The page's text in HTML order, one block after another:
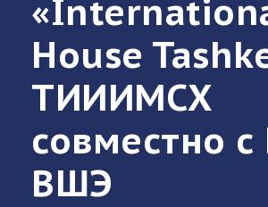
House
ТИИИМСХ
совместно
ВШЭ